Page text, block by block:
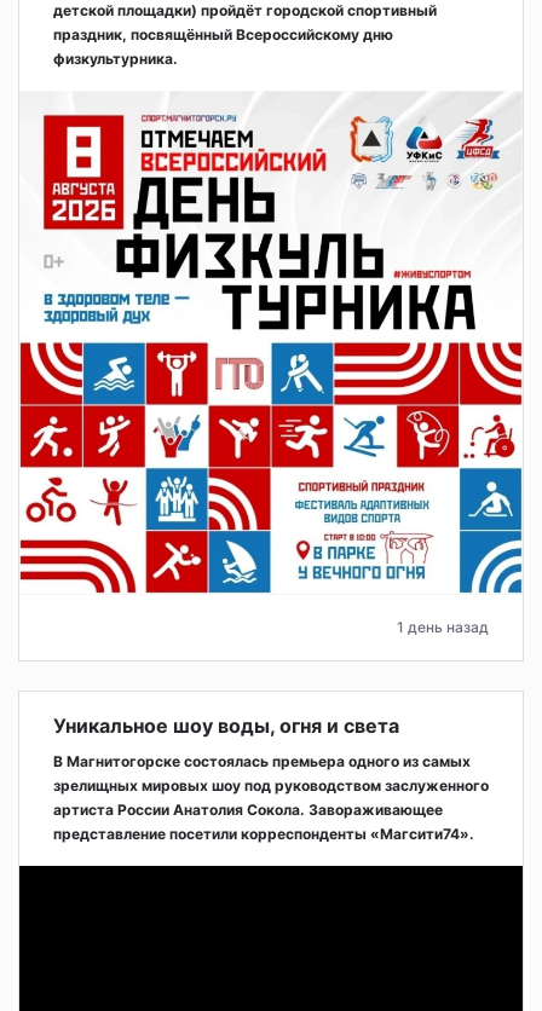
детской площадки) пройдёт городской спортивный
праздник, посвящённый Всероссийскому дню
физкультурника.
1 день назад
Уникальное шоу воды, огня и света
В Магнитогорске состоялась премьера одного из самых
зрелищных мировых шоу под руководством заслуженного
артиста России Анатолия Сокола. Завораживающее
представление посетили корреспонденты «Магсити74».